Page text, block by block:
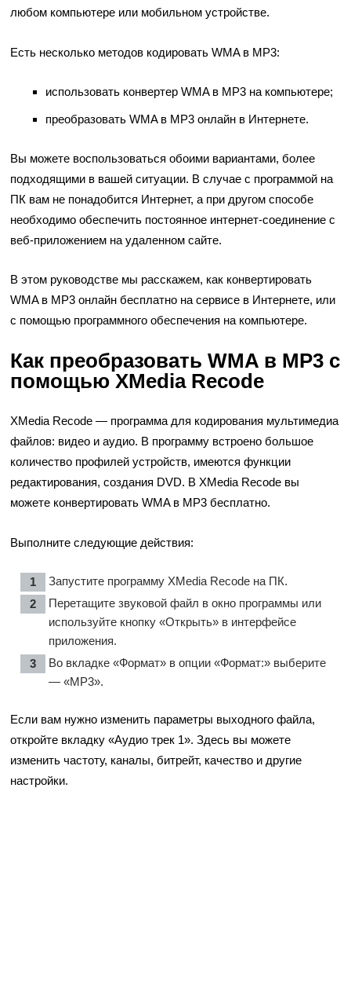
любом компьютере или мобильном устройстве.
Есть несколько методов кодировать WMA в MP3:
использовать конвертер WMA в MP3 на компьютере;
преобразовать WMA в MP3 онлайн в Интернете.
Вы можете воспользоваться обоими вариантами, более
подходящими в вашей ситуации. В случае с программой на
ПК вам не понадобится Интернет, а при другом способе
необходимо обеспечить постоянное интернет-соединение с
веб-приложением на удаленном сайте.
В этом руководстве мы расскажем, как конвертировать
WMA в MP3 онлайн бесплатно на сервисе в Интернете, или
с помощью программного обеспечения на компьютере.
Как преобразовать WMA в MP3 с
помощью XMedia Recode
XMedia Recode — программа для кодирования мультимедиа
файлов: видео и аудио. В программу встроено большое
количество профилей устройств, имеются функции
редактирования, создания DVD. В XMedia Recode вы
можете конвертировать WMA в MP3 бесплатно.
Выполните следующие действия:
Запустите программу XMedia Recode на ПК.
Перетащите звуковой файл в окно программы или
используйте кнопку «Открыть» в интерфейсе
приложения.
Во вкладке «Формат» в опции «Формат:» выберите
— «MP3».
Если вам нужно изменить параметры выходного файла,
откройте вкладку «Аудио трек 1». Здесь вы можете
изменить частоту, каналы, битрейт, качество и другие
настройки.